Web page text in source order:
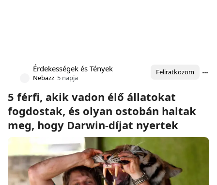
Érdekességek és Tények
Nebazz 5 napja
Feliratkozom
5 férfi, akik vadon élő állatokat
fogdostak, és olyan ostobán haltak
meg, hogy Darwin-díjat nyertek